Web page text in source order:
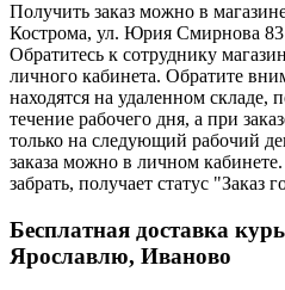
Получить заказ можно в
Кострома, ул. Юрия Смирнова
Обратитесь к сотруднику
личного кабинета. Обратите
находятся на удаленном складе,
течение рабочего дня, а при
только на следующий рабочий
заказа можно в личном
забрать, получает статус "Заказ
Бесплатная доставка
Ярославлю, Иваново